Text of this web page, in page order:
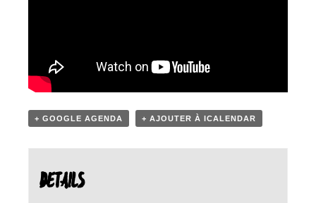
+ GOOGLE AGENDA + AJOUTER À ICALENDAR
DETAILS